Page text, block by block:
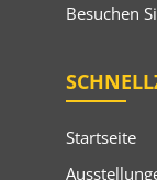
Besuchen
Startseite